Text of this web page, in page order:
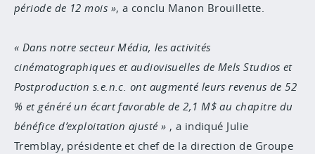
période de 12 mois
, a conclu Manon Brouillette.
Dans notre secteur Média, les activités
cinématographiques et audiovisuelles de Mels Studios et
Postproduction s.e.n.c. ont augmenté leurs revenus de 52
% et généré un écart favorable de 2,1 M$ au chapitre du
bénéfice d’exploitation ajusté
, a indiqué Julie
Tremblay, présidente et chef de la direction de Groupe